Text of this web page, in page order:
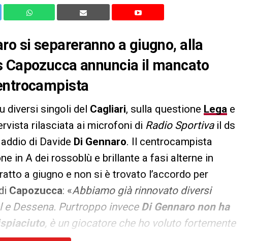
si separeranno a giugno, alla
annuncia il mancato
diversi singoli del Cagliari, sulla questione Lega e
rilasciata ai microfoni di Radio Sportivail ds
di Davide Di Gennaro. Il centrocampista
in A dei rossoblù e brillante a fasi alterne in
a giugno e non si è trovato l’accordo per
Capozucca: «Abbiamo già rinnovato diversi
Dessena. Purtroppo invece Di Gennaro non ha
, è un giocatore che ho voluto fortemente